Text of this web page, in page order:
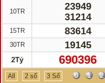
10TR
15TR
30TR
2Tỷ
23949
31214
83614
19145
690396
All 2 số 3 Số 0 1 2